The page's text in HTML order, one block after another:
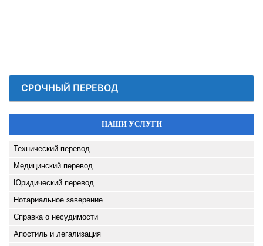
СРОЧНЫЙ ПЕРЕВОД
НАШИ УСЛУГИ
Технический перевод
Медицинский перевод
Юридический перевод
Нотариальное заверение
Справка о несудимости
Апостиль и легализация